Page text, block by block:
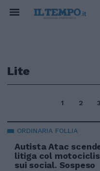
Lite
1 2 3
ORDINARIA FOLLIA
Autista Atac
litiga col
sui social. Sospeso